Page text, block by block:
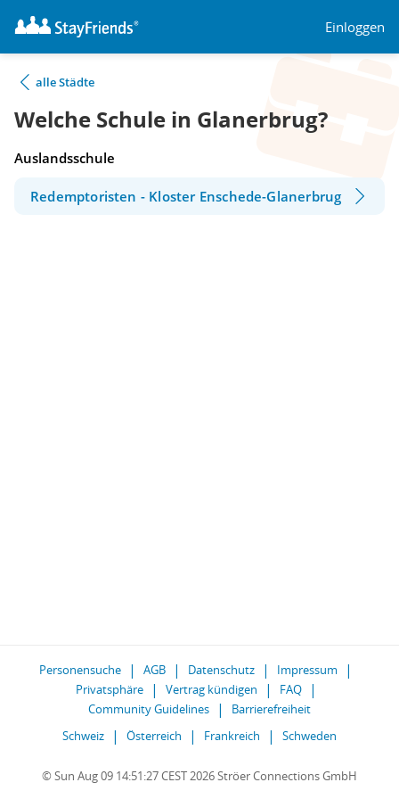
Einloggen
alle Städte
Welche Schule in Glanerbrug?
Auslandsschule
Redemptoristen - Kloster Enschede-Glanerbrug
Personensuche AGB Datenschutz
Impressum
Privatsphäre
Vertrag kündigen
FAQ
Community Guidelines
Barrierefreiheit
Schweiz
Österreich Frankreich Schweden
© Sun Aug 09 14:51:27 CEST 2026 Ströer Connections GmbH